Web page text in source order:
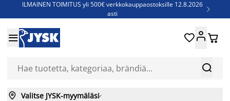
ILMAINEN TOIMITUS yli 500€ verkkokauppaostoksille 12.8.2026
asti

Jenkkisänkyjä - Säästä jopa 60%


 
 Valitse JYSK-myymäläsi